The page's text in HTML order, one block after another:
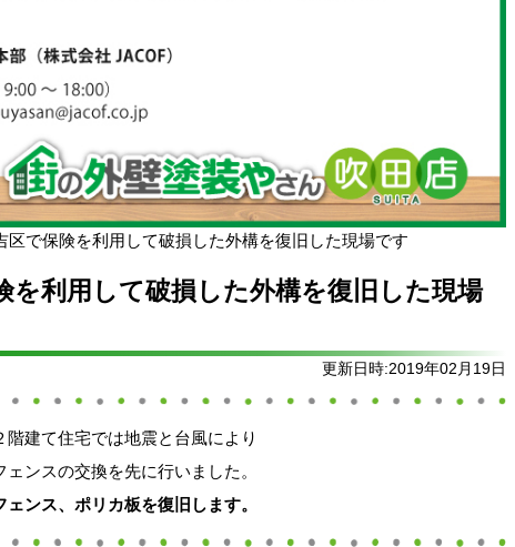
区で保険を利用して破損した外構を復旧した現場です
を利用して破損した外構を復旧した現場
更新日時:2019年02月19日
建て住宅では地震と台風により
ンスの交換を先に行いました。
ンス、ポリカ板を復旧します。